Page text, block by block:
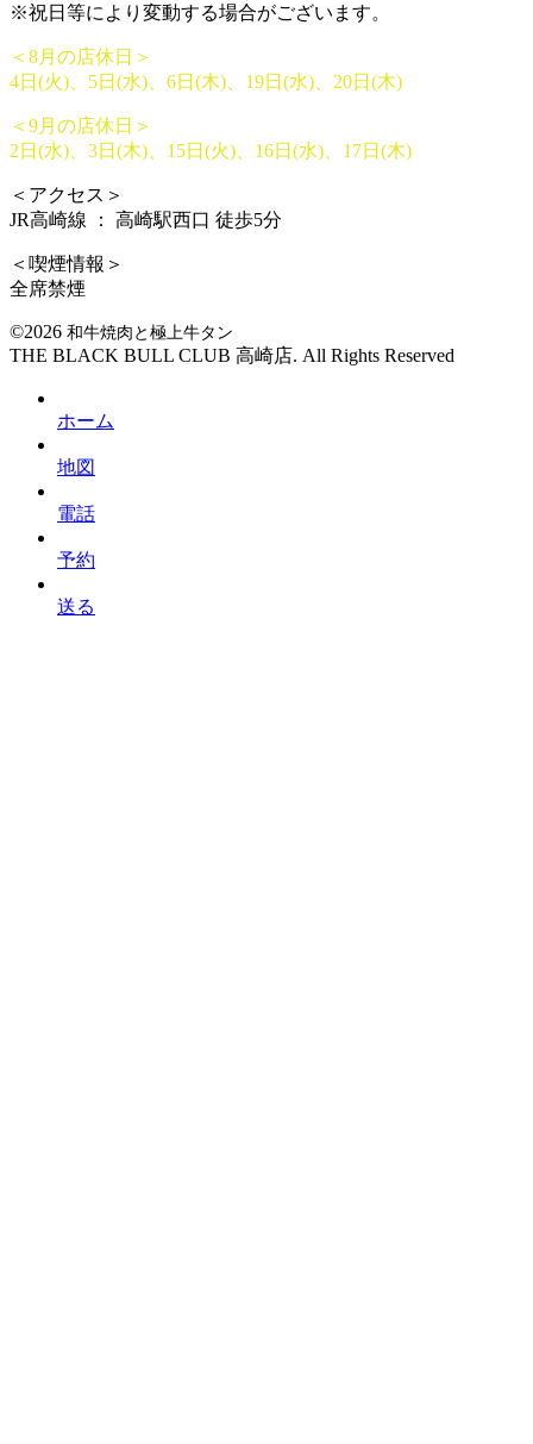
※祝日等により変動する場合がございます。
＜8月の店休日＞
4日(火)、5日(水)、6日(木)、19日(水)、20日(木)
＜9月の店休日＞
2日(水)、3日(木)、15日(火)、16日(水)、17日(木)
＜アクセス＞
JR高崎線 ： 高崎駅西口 徒歩5分
＜喫煙情報＞
全席禁煙
©2026 和牛焼肉と極上牛タン
THE BLACK BULL CLUB 高崎店. All Rights Reserved
ホーム
地図
電話
予約
送る